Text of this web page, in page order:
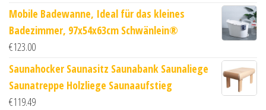
Mobile Badewanne, Ideal für das kleines
Badezimmer, 97x54x63cm Schwänlein®
€123.00
Saunahocker Saunasitz Saunabank Saunaliege
Saunatreppe Holzliege Saunaaufstieg
€119.49